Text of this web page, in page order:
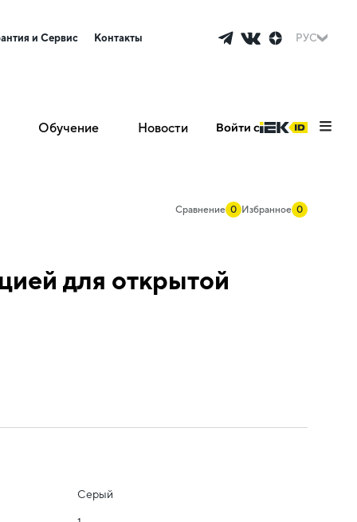
и Сервис Контакты РУС
Обучение Новости Войти с
Сравнение 0 Избранное 0
для открытой
Серый